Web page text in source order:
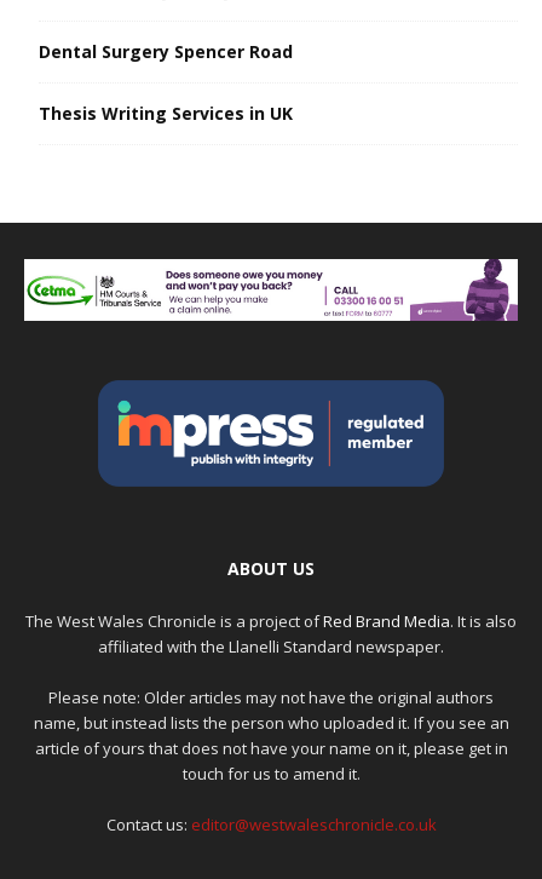
Dental Surgery Spencer Road
Thesis Writing Services in UK
ABOUT US
The West Wales Chronicle is a project ofRed Brand Media. It is also
affiliated with the Llanelli Standard newspaper.
Please note: Older articles may not have the original authors
name, but instead lists the person who uploaded it. If you see an
article of yours that does not have your name on it, please get in
touch for us to amend it.
Contact us: editor@westwaleschronicle.co.uk